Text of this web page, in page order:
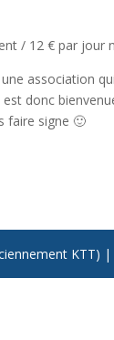
/ 12 € par jour
association
donc
faire signe 🙂
KTT)